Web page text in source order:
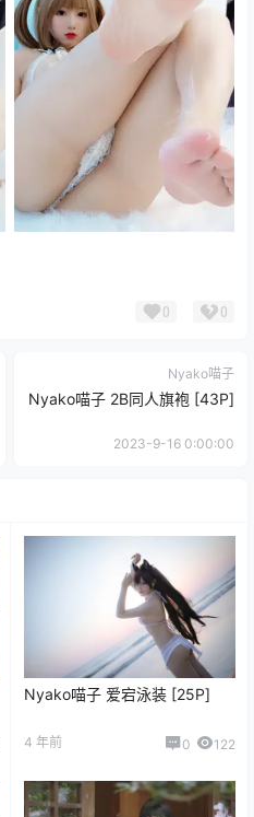
0 0
Nyako喵子
Nyako喵子 2B同人旗袍 [43P]
2023-9-16 0:00:00
Nyako喵子 爱宕泳装 [25P]
4 年前 0 122